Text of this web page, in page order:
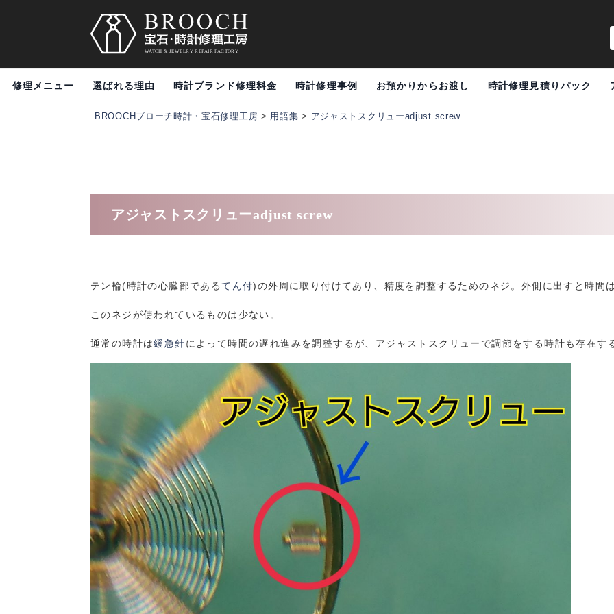
修理メニュー 選ばれる理由 時計ブランド修理料金 時計修理事例 お預かりからお渡し 時計修理見積りパック
BROOCHブローチ時計・宝石修理工房 > 用語集 > アジャストスクリューadjust screw
アジャストスクリューadjust screw
テン輪(時計の心臓部である てん付)の外周に取り付けてあり、精度を調整するためのネジ。外側に出すと時間
このネジが使われているものは少ない。
通常の時計は緩急針によって時間の遅れ進みを調整するが、アジャストスクリューで調節をする時計も存在す